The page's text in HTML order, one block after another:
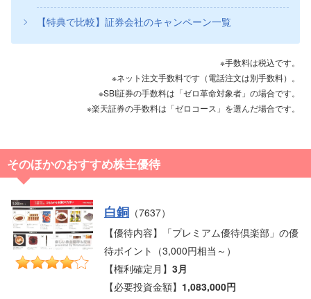
【特典で比較】証券会社のキャンペーン一覧
※手数料は税込です。
※ネット注文手数料です（電話注文は別手数料）。
※SBI証券の手数料は「ゼロ革命対象者」の場合です。
※楽天証券の手数料は「ゼロコース」を選んだ場合です。
そのほかのおすすめ株主優待
白銅 （7637）
【優待内容】「プレミアム優待倶楽部」の優
待ポイント（3,000円相当～）
【権利確定月】3月
【必要投資金額】 1,083,000円